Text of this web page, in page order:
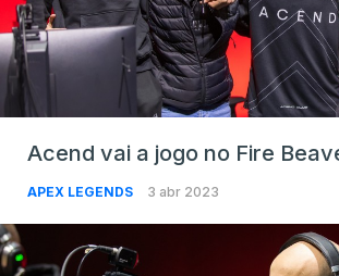
Acend vai a jogo no Fire
APEX LEGENDS 3 abr 2023